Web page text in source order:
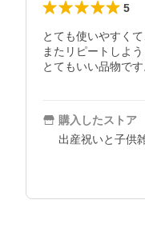
5
とても使いやすく
またリピートしよう
とてもいい品物で
購入したストア
出産祝いと子供